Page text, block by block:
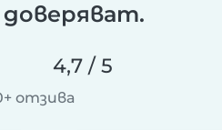
доверяват.
4,7 / 5
отзива